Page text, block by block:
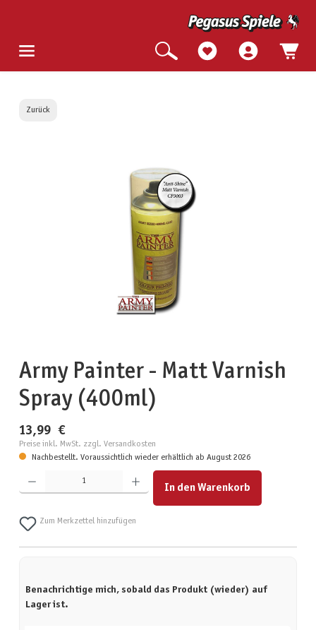
Zurück
Army Painter - Matt Varnish
Spray (400ml)
13,99 €
Preise inkl. MwSt. zzgl. Versandkosten
Nachbestellt. Voraussichtlich wieder erhältlich ab August 2026
Produkt Anzahl: Gib den gewünschten Wert ein oder benutze die Schaltflächen um die Anzahl zu
In den Warenkorb
Zum Merkzettel hinzufügen
Benachrichtige mich, sobald das Produkt (wieder) auf
Lager ist.